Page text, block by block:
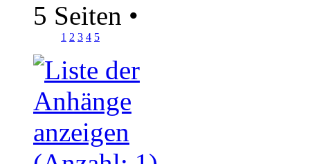
5 Seiten •
1 2 3 4 5